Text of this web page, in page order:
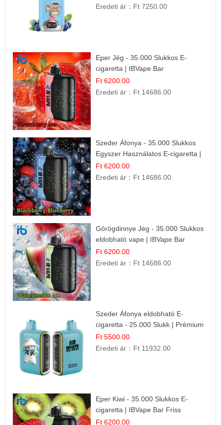
Eredeti ár： Ft 7250.00
Eper Jég - 35.000 Slukkos E-
cigaretta | IBVape Bar
Ft 6200.00
Eredeti ár： Ft 14686.00
Szeder Áfonya - 35.000 Slukkos
Egyszer Használatos E-cigaretta |
Prémium Ízélmény
Ft 6200.00
Eredeti ár： Ft 14686.00
Görögdinnye Jég - 35.000 Slukkos
eldobható vape | IBVape Bar
Frissítő Nyári Íz
Ft 6200.00
Eredeti ár： Ft 14686.00
Szeder Áfonya eldobható E-
cigaretta - 25.000 Slukk | Prémium
Gyümölcs Íz
Ft 5500.00
Eredeti ár： Ft 11932.00
Eper Kiwi - 35.000 Slukkos E-
cigaretta | IBVape Bar Friss
Gyümölcs Ízek
Ft 6200.00